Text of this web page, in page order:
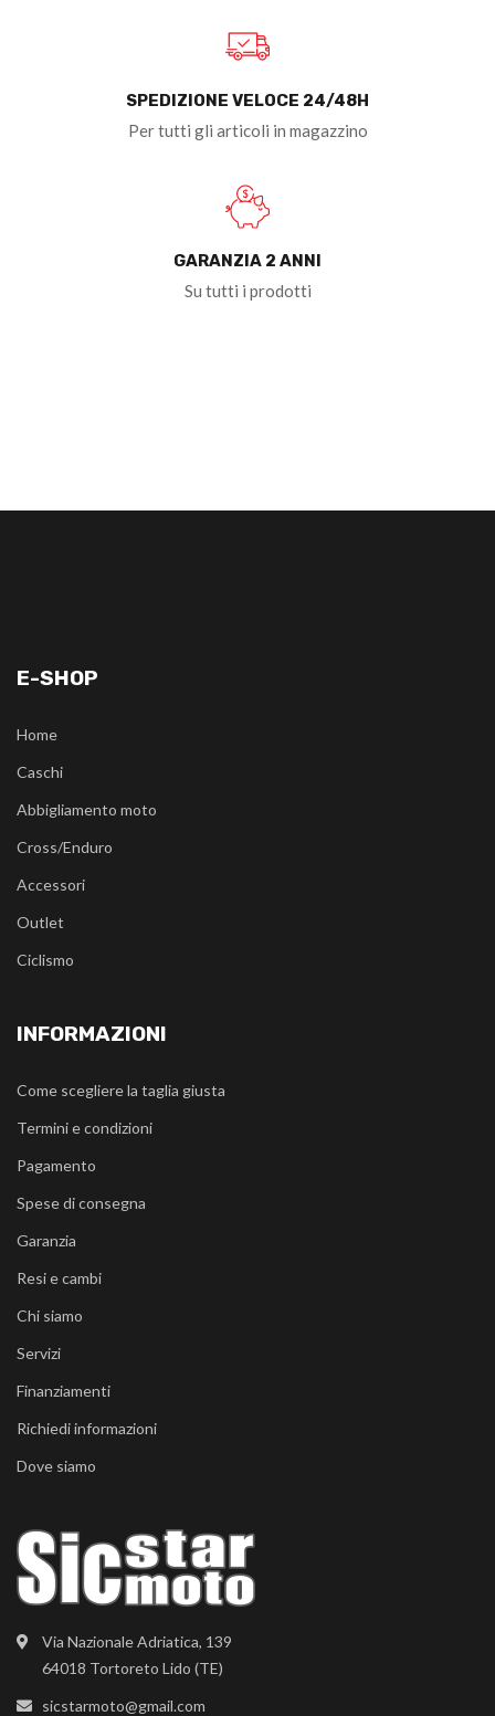
SPEDIZIONE VELOCE 24/48H
Per tutti gli articoli in magazzino
GARANZIA 2 ANNI
Su tutti i prodotti
Via Nazionale Adriatica, 139
64018 Tortoreto Lido (TE)
sicstarmoto@gmail.com
E-SHOP
Home
Caschi
Abbigliamento moto
Cross/Enduro
Accessori
Outlet
Ciclismo
INFORMAZIONI
Come scegliere la taglia giusta
Termini e condizioni
Pagamento
Spese di consegna
Garanzia
Resi e cambi
Chi siamo
Servizi
Finanziamenti
Richiedi informazioni
Dove siamo